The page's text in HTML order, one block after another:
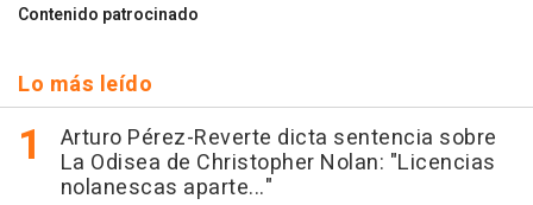
Contenido patrocinado
Lo más leído
Arturo Pérez-Reverte dicta sentencia sobre
La Odisea de Christopher Nolan: "Licencias
nolanescas aparte..."